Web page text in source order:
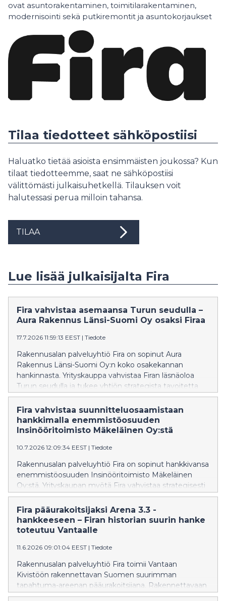
ovat asuntorakentaminen, toimitilarakentaminen,
modernisointi sekä putkiremontit ja asuntokorjaukset
Tilaa tiedotteet sähköpostiisi
Haluatko tietää asioista ensimmäisten joukossa? Kun
tilaat tiedotteemme, saat ne sähköpostiisi
välittömästi julkaisuhetkellä. Tilauksen voit
halutessasi perua milloin tahansa.
TILAA
Lue lisää julkaisijalta Fira
Fira vahvistaa asemaansa Turun seudulla –
Aura Rakennus Länsi-Suomi Oy osaksi Firaa
17.7.2026 11:59:13 EEST | Tiedote
Rakennusalan palveluyhtiö Fira on sopinut Aura
Rakennus Länsi-Suomi Oy:n koko osakekannan
hankinnasta. Yrityskauppa vahvistaa Firan läsnäoloa
Turun seudulla ja tukee yhtiön strategista tavoitetta
kasvaa Suomen keskeisissä kasvukeskuksissa.
Fira vahvistaa suunnitteluosaamistaan
hankkimalla enemmistöosuuden
Insinööritoimisto Mäkeläinen Oy:stä
10.7.2026 12:09:34 EEST | Tiedote
Rakennusalan palveluyhtiö Fira on sopinut hankkivansa
enemmistöosuuden Insinööritoimisto Mäkeläinen
Oy:stä. Yrityskaupan myötä Fira vahvistaa strategisesti
keskeisiä kyvykkyyksiään rakennesuunnittelussa,
tietomallinnuksessa (BIM), puu- ja
betonirakentamisessa sekä rakennusfysiikassa.
Fira pääurakoitsijaksi Arena 3.3 -
hankkeeseen – Firan historian suurin hanke
toteutuu Vantaalle
11.6.2026 09:01:04 EEST | Tiedote
Rakennusalan palveluyhtiö Fira toimii Vantaan
Kivistöön rakennettavan Suomen suurimman
tapahtuma-areenan pääurakoitsijana. Rakennettavaan
kokonaisuuteen kuuluu monitoimiareena, hotelli sekä